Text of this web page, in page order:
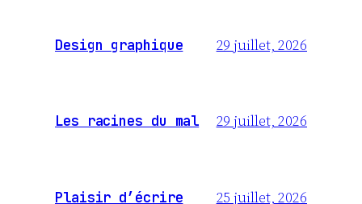
Design graphique 29 juillet, 2026
Les racines du mal 29 juillet, 2026
Plaisir d’écrire 25 juillet, 2026